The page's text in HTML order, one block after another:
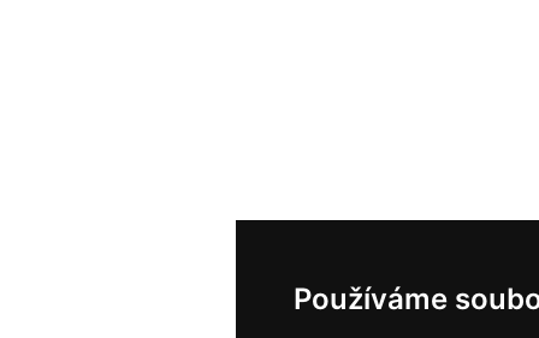
Používáme